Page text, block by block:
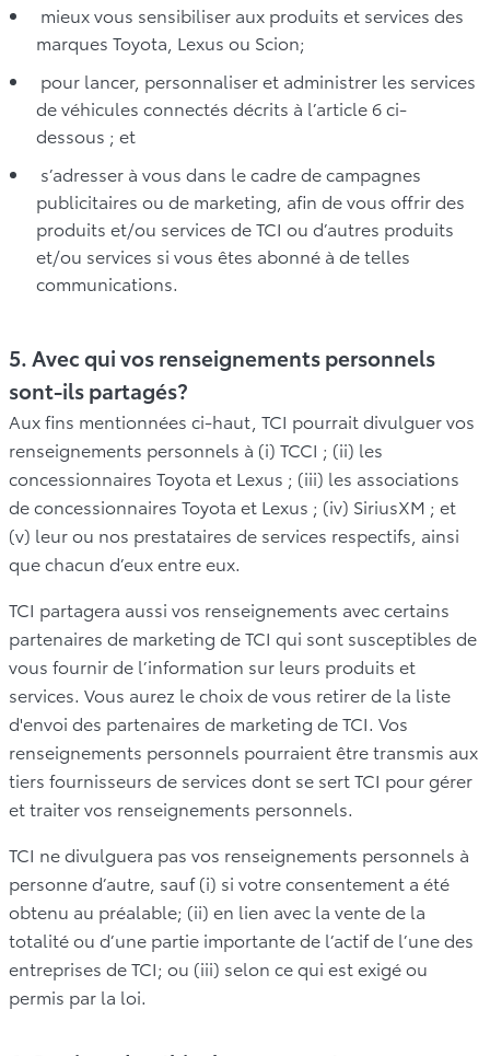
mieux vous sensibiliser aux produits et services des
marques Toyota, Lexus ou Scion;
pour lancer, personnaliser et administrer les services
de véhicules connectés décrits à l’article 6 ci-
dessous ; et
s’adresser à vous dans le cadre de campagnes
publicitaires ou de marketing, afin de vous offrir des
produits et/ou services de TCI ou d’autres produits
et/ou services si vous êtes abonné à de telles
communications.
5. Avec qui vos renseignements personnels
sont-ils partagés?
Aux fins mentionnées ci-haut, TCI pourrait divulguer vos
renseignements personnels à (i) TCCI ; (ii) les
concessionnaires Toyota et Lexus ; (iii) les associations
de concessionnaires Toyota et Lexus ; (iv) SiriusXM ; et
(v) leur ou nos prestataires de services respectifs, ainsi
que chacun d’eux entre eux.
TCI partagera aussi vos renseignements avec certains
partenaires de marketing de TCI qui sont susceptibles de
vous fournir de l’information sur leurs produits et
services. Vous aurez le choix de vous retirer de la liste
d'envoi des partenaires de marketing de TCI. Vos
renseignements personnels pourraient être transmis aux
tiers fournisseurs de services dont se sert TCI pour gérer
et traiter vos renseignements personnels.
TCI ne divulguera pas vos renseignements personnels à
personne d’autre, sauf (i) si votre consentement a été
obtenu au préalable; (ii) en lien avec la vente de la
totalité ou d’une partie importante de l’actif de l’une des
entreprises de TCI; ou (iii) selon ce qui est exigé ou
permis par la loi.